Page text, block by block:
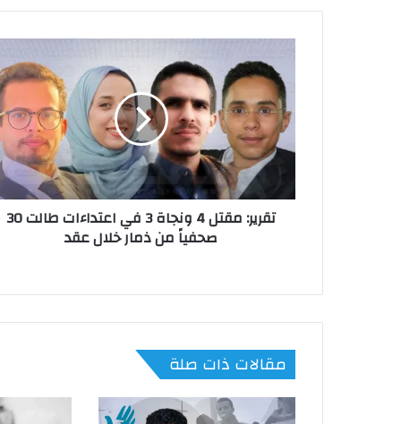
تقرير: مقتل 4 ونجاة 3 في اعتداءات طالت 30
صحفياً من ذمار خلال عقد
مقالات ذات صلة